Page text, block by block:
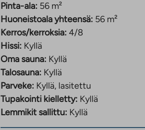
Pinta-ala: 56 m²
Huoneistoala yhteensä: 56 m²
Kerros/kerroksia: 4/8
Hissi: Kyllä
Oma sauna: Kyllä
Talosauna: Kyllä
Parveke: Kyllä, lasitettu
Tupakointi kielletty: Kyllä
Lemmikit sallittu: Kyllä